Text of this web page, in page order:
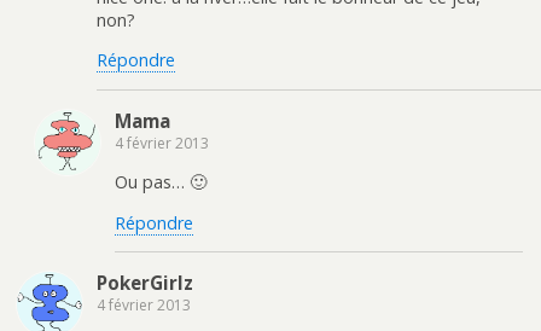
non?
Répondre
Mama
4 février 2013
Ou pas… 🙂
Répondre
PokerGirlz
4 février 2013